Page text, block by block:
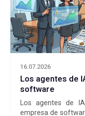
16.07.2026
Los agentes de
software
Los agentes de
empresa de